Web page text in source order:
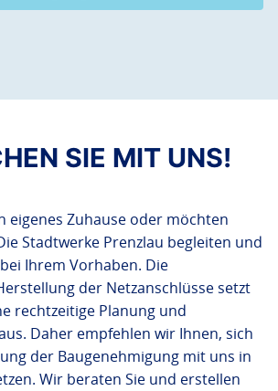
SIE MIT UNS!
eigenes Zuhause oder möchten
Stadtwerke Prenzlau begleiten und
Ihrem Vorhaben. Die
der Netzanschlüsse setzt
rechtzeitige Planung und
Daher empfehlen wir Ihnen, sich
der Baugenehmigung mit uns in
Wir beraten Sie und erstellen